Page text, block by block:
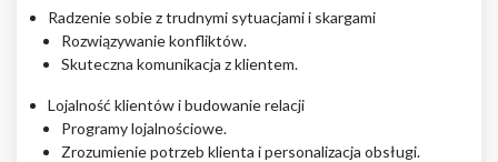
Radzenie sobie z trudnymi sytuacjami i skargami
Rozwiązywanie konfliktów.
Skuteczna komunikacja z klientem.
Lojalność klientów i budowanie relacji
Programy lojalnościowe.
Zrozumienie potrzeb klienta i personalizacja obsługi.